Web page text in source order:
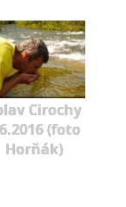
Cirochy
(foto
Horňák)